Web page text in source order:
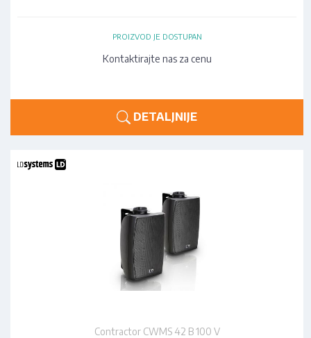
PROIZVOD JE DOSTUPAN
Kontaktirajte nas za cenu
DETALJNIJE
Contractor CWMS 42 B 100 V